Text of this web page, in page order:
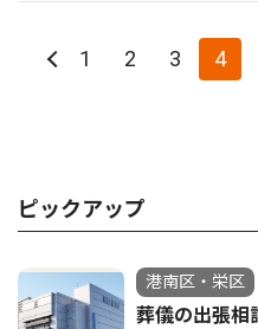
1 2 3 4
ピックアップ
港南区・栄区
葬儀の出張